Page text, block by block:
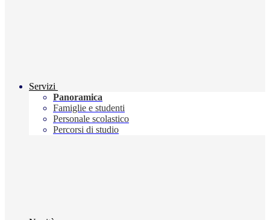
Servizi
Panoramica
Famiglie e studenti
Personale scolastico
Percorsi di studio